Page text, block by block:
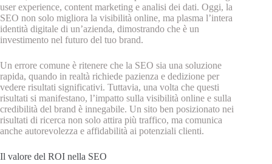
user experience, content marketing e analisi dei dati. Oggi, la
SEO non solo migliora la visibilità online, ma plasma l’intera
identità digitale di un’azienda, dimostrando che è un
investimento nel futuro del tuo brand.
Un errore comune è ritenere che la SEO sia una soluzione
rapida, quando in realtà richiede pazienza e dedizione per
vedere risultati significativi. Tuttavia, una volta che questi
risultati si manifestano, l’impatto sulla visibilità online e sulla
credibilità del brand è innegabile. Un sito ben posizionato nei
risultati di ricerca non solo attira più traffico, ma comunica
anche autorevolezza e affidabilità ai potenziali clienti.
Il valore del ROI nella SEO